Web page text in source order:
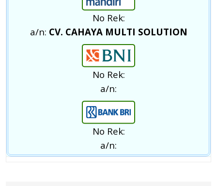
No Rek:
a/n: CV. CAHAYA MULTI SOLUTION
No Rek:
a/n:
No Rek:
a/n: